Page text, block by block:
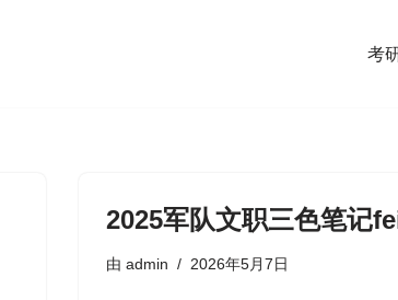
考
2025军队文职三色笔记
由 admin 2026年5月7日